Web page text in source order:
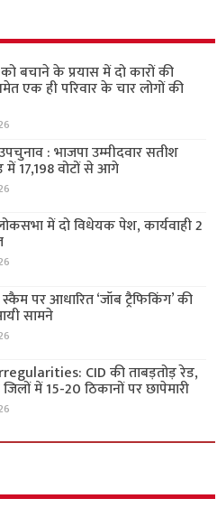
बचाने के प्रयास में दो कारों की
एक ही परिवार के चार लोगों की
: भाजपा उम्मीदवार सतीश
में 17,198 वोटों से आगे
में दो विधेयक पेश, कार्यवाही 2
पर आधारित ‘जॉब ट्रैफिकिंग’ की
सामने
CID की ताबड़तोड़ रेड,
में 15-20 ठिकानों पर छापेमारी